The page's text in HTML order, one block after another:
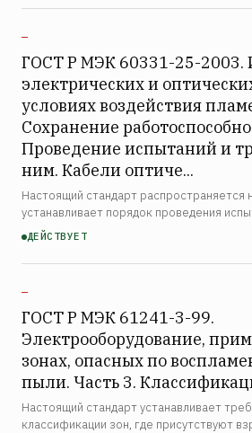
на к…
—
ГОСТ Р МЭК 60331-25-2003.
электрических и
условиях воздействия
Сохранение
Проведение испытаний и
ним. Кабели оптиче...
Настоящий стандарт распространяется
устанавливает порядок проведения
ним, в том числе рекомендуемое время
на кабели с целью определения их
ДЕЙСТВУЕТ
—
ГОСТ Р МЭК 61241-3-99.
Электрооборудование,
зонах, опасных по
пыли. Часть 3.
Настоящий стандарт устанавливает
классификации зон, где присутствуют